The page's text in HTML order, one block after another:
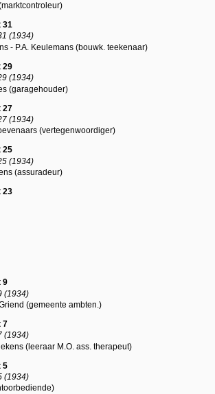
31
(1934)
- P.A. Keulemans (bouwk. teekenaar)
29
(1934)
(garagehouder)
27
(1934)
(vertegenwoordiger)
25
(1934)
(assuradeur)
23
9
(1934)
(gemeente ambten.)
7
(1934)
(leeraar M.O. ass. therapeut)
5
(1934)